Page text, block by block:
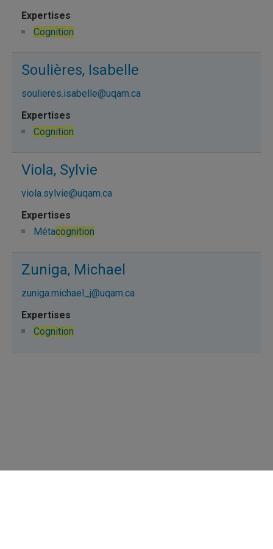
Cognition
Soulières, Isabelle
soulieres.isabelle@uqam.ca
Cognition
Viola, Sylvie
viola.sylvie@uqam.ca
Métacognition
Zuniga, Michael
zuniga.michael_j@uqam.ca
Cognition